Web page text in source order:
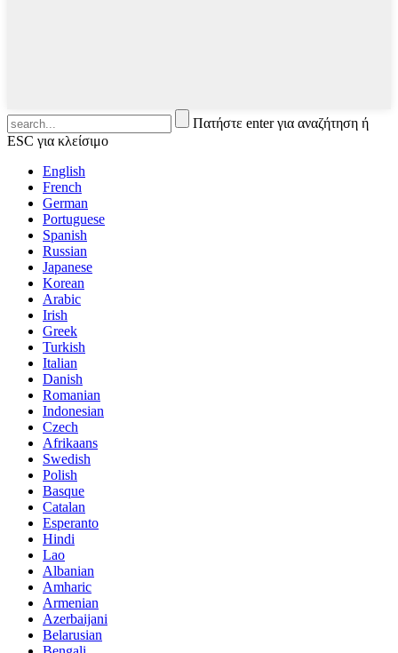
Πατήστε enter για αναζήτηση ή
ESC για κλείσιμο
English
French
German
Portuguese
Spanish
Russian
Japanese
Korean
Arabic
Irish
Greek
Turkish
Italian
Danish
Romanian
Indonesian
Czech
Afrikaans
Swedish
Polish
Basque
Catalan
Esperanto
Hindi
Lao
Albanian
Amharic
Armenian
Azerbaijani
Belarusian